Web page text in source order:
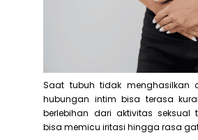
Saat tubuh tidak menghasilkan
hubungan intim bisa terasa
berlebihan dari aktivitas seksual
bisa memicu iritasi hingga rasa